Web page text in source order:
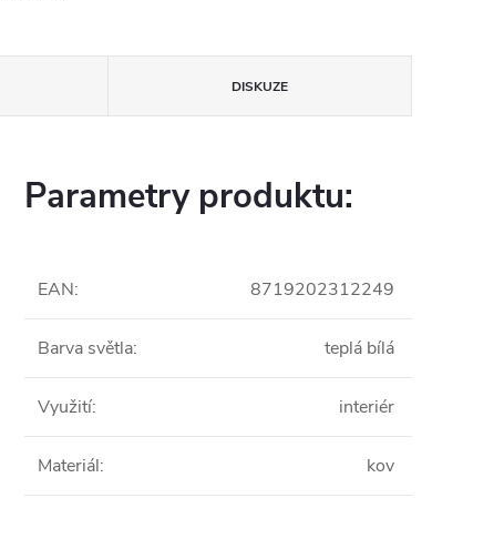
DISKUZE
Parametry produktu:
EAN: 8719202312249
Barva světla: teplá bílá
Využití: interiér
Materiál: kov